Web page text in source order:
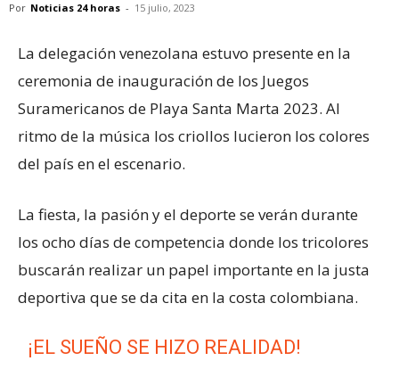
Por Noticias 24 horas - 15 julio, 2023
La delegación venezolana estuvo presente en la
ceremonia de inauguración de los Juegos
Suramericanos de Playa Santa Marta 2023. Al
ritmo de la música los criollos lucieron los colores
del país en el escenario.
La fiesta, la pasión y el deporte se verán durante
los ocho días de competencia donde los tricolores
buscarán realizar un papel importante en la justa
deportiva que se da cita en la costa colombiana.
¡EL SUEÑO SE HIZO REALIDAD!